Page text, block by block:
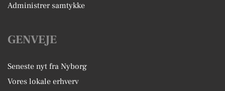
Administrer samtykke
GENVEJE
Seneste nyt fra Nyborg
Vores lokale erhverv